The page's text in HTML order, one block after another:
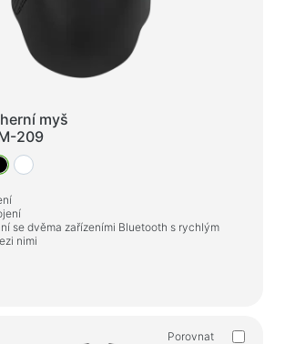
myš
209
se dvěma zařízeními Bluetooth s rychlým
nimi
Porovnat